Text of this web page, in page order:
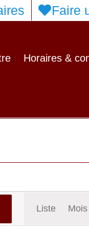
Faire
Horaires &
Liste Mois